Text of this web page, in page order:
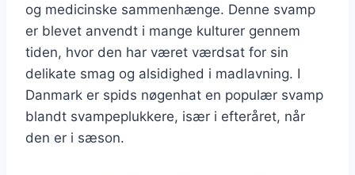
og medicinske sammenhænge. Denne svamp
er blevet anvendt i mange kulturer gennem
tiden, hvor den har været værdsat for sin
delikate smag og alsidighed i madlavning. I
Danmark er spids nøgenhat en populær svamp
blandt svampeplukkere, især i efteråret, når
den er i sæson.